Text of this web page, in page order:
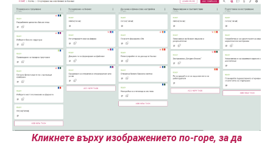
Кликнете върху изображението по-горе, за да